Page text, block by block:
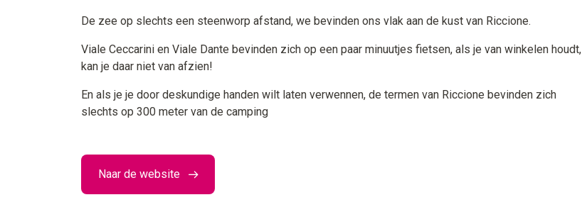
De zee op slechts een steenworp afstand, we bevinden ons vlak aan de kust van Riccione.
Viale Ceccarini en Viale Dante bevinden zich op een paar minuutjes fietsen, als je van winkelen houdt,
kan je daar niet van afzien!
En als je je door deskundige handen wilt laten verwennen, de termen van Riccione bevinden zich
slechts op 300 meter van de camping
Naar de website